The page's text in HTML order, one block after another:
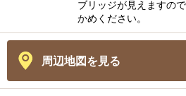
ブリッジが見えますの
かめください。
周辺地図を見る